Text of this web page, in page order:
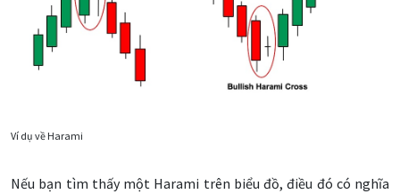
Ví dụ về Harami
Nếu bạn tìm thấy một Harami trên biểu đồ, điều đó có nghĩa